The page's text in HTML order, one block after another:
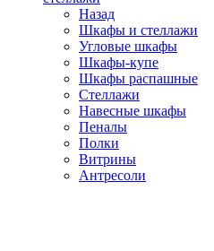
Назад
Шкафы и стеллажи
Угловые шкафы
Шкафы-купе
Шкафы распашные
Стеллажи
Навесные шкафы
Пеналы
Полки
Витрины
Антресоли